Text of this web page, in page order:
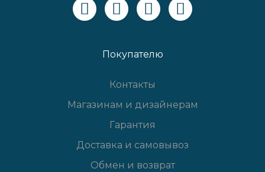
Покупателю
Контакты
Магазинам и дизайнерам
Гарантия
Доставка и самовывоз
Обмен и возврат